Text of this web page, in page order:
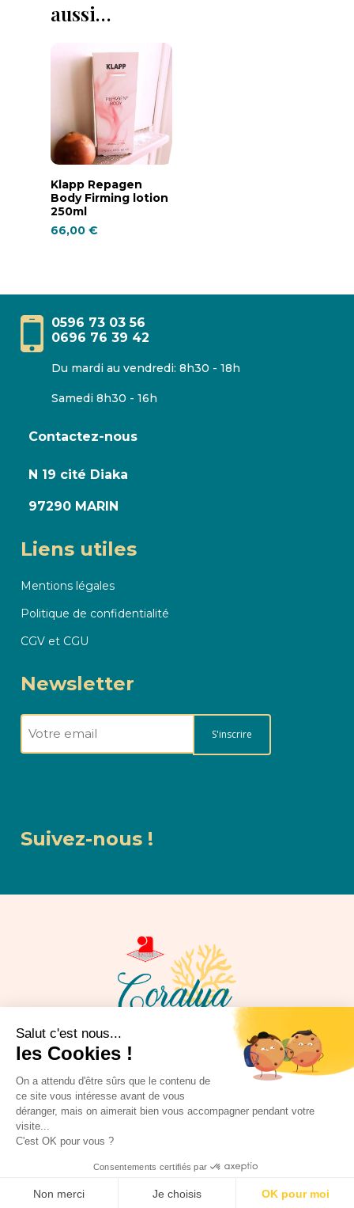
aussi…
Ajouter Au Panier
Klapp Repagen
Body Firming lotion
250ml
66,00 €
0596 73 03 56
0696 76 39 42
Du mardi au vendredi: 8h30 - 18h
Samedi 8h30 - 16h
Contactez-nous
N 19 cité Diaka
97290 MARIN
Liens utiles
Mentions légales
Politique de confidentialité
CGV et CGU
Newsletter
E-
mail
Suivez-nous !
Votre Institut Bien-Être pour Elle et Lui
&
Salut c'est nous...
les Cookies !
On a attendu d'être sûrs que le contenu de
ce site vous intéresse avant de vous
déranger, mais on aimerait bien vous accompagner pendant votre
visite...
C'est OK pour vous ?
Consentements certifiés par
Non merci Je choisis OK pour moi